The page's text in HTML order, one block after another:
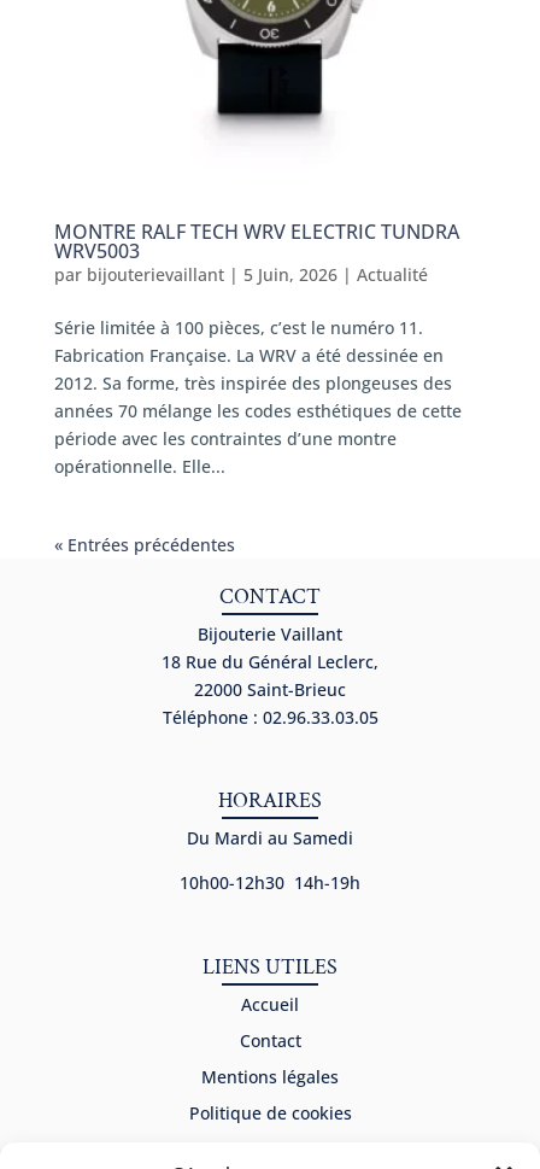
MONTRE RALF TECH WRV ELECTRIC TUNDRA
WRV5003
par bijouterievaillant| 5 Juin, 2026| Actualité
Série limitée à 100 pièces, c’est le numéro 11.
Fabrication Française. La WRV a été dessinée en
2012. Sa forme, très inspirée des plongeuses des
années 70 mélange les codes esthétiques de cette
période avec les contraintes d’une montre
opérationnelle. Elle...
« Entrées précédentes
CONTACT
Bijouterie Vaillant
18 Rue du Général Leclerc,
22000 Saint-Brieuc
Téléphone : 02.96.33.03.05
HORAIRES
Du Mardi au Samedi
10h00-12h30 14h-19h
LIENS UTILES
Accueil
Contact
Mentions légales
Politique de cookies